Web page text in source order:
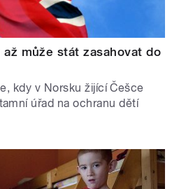
může stát zasahovat do
kdy v Norsku žijící Češce
úřad na ochranu dětí